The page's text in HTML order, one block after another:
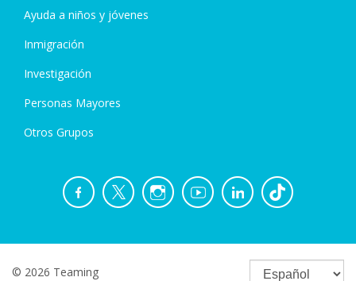
Ayuda a niños y jóvenes
Inmigración
Investigación
Personas Mayores
Otros Grupos
© 2026 Teaming